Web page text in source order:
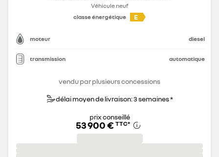
Véhicule neuf
classe énergétique
E
moteur diesel
transmission automatique
vendu par plusieurs concessions
délai moyen de livraison: 3 semaines *
prix conseillé
53 900 € TTC*